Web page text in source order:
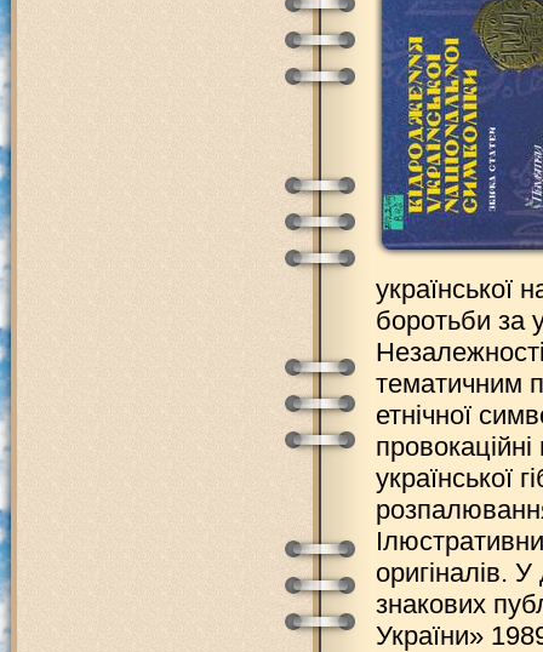
української
боротьби за
тематичним
етнічної
української
оригіналів.
знакових
України»